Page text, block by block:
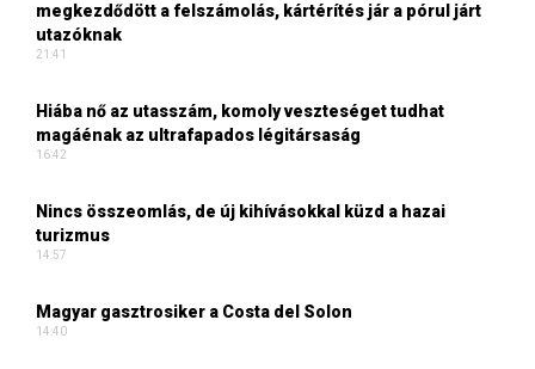
megkezdődött a felszámolás, kártérítés jár a pórul járt
utazóknak
21:41
Hiába nő az utasszám, komoly veszteséget tudhat
magáénak az ultrafapados légitársaság
16:42
Nincs összeomlás, de új kihívásokkal küzd a hazai
turizmus
14:57
Magyar gasztrosiker a Costa del Solon
14:40